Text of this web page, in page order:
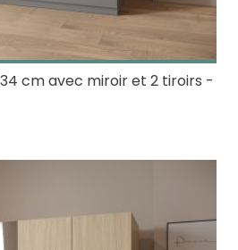
cm avec miroir et 2 tiroirs -